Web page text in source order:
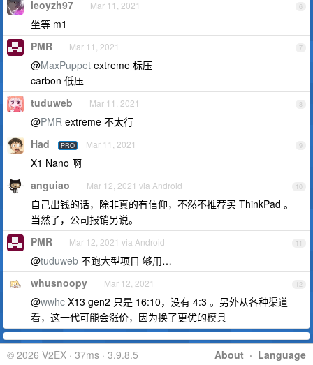
6
leoyzh97 Mar 11, 2021
坐等 m1
7
PMR Mar 11, 2021
@MaxPuppet extreme 标压
carbon 低压
8
tuduweb Mar 11, 2021
@PMR extreme 不太行
9
Had PRO Mar 11, 2021
X1 Nano 啊
10
anguiao Mar 12, 2021 via Android
自己出钱的话，除非真的有信仰，不然不推荐买 ThinkPad 。
当然了，公司报销另说。
11
PMR Mar 12, 2021 via Android
@tuduweb 不跑大型项目 够用…
12
whusnoopy Mar 12, 2021
@wwhc X13 gen2 只是 16:10，没有 4:3 。另外从各种渠道
看，这一代可能会涨价，因为换了更优的模具
About · Language
© 2026 V2EX · 37ms · 3.9.8.5